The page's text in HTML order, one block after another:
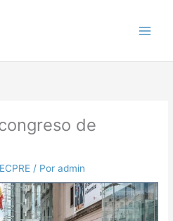
de
/ Poradmin